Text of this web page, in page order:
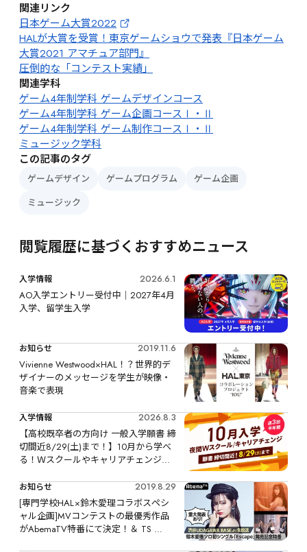
関連リンク
日本ゲーム大賞2022
HALが大賞を受賞！東京ゲームショウで発表『日本ゲーム
大賞2021 アマチュア部門』
圧倒的な「コンテスト実績」
関連学科
ゲーム4年制学科 ゲームデザインコース
ゲーム4年制学科 ゲーム企画コースⅠ・Ⅱ
ゲーム4年制学科 ゲーム制作コースⅠ・Ⅱ
ミュージック学科
この記事のタグ
ゲームデザイン ゲームプログラム
ゲーム企画
ミュージック
閲覧履歴に基づくおすすめニュース
入学情報
2026.6.1
AO入学エントリー受付中｜2027年4月
入学、留学生入学
お知らせ
2019.11.6
Vivienne Westwood×HAL！？世界的デ
ザイナーのメッセージを学生が映像・
音楽で表現
入学情報
2026.8.3
【高校既卒者の方向け 一般入学願書 締
切間近8/29(土)まで！】10月から学べ
る！Ｗスクールやキャリアチェンジな
お知らせ
2019.8.29
[専門学校HAL×鈴木愛理コラボスペシ
ャル企画]MVコンテストの最優秀作品
がAbemaTV特番にて決定！＆ TS